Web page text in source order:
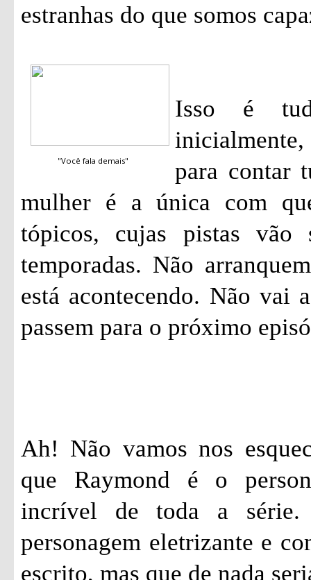
estranhas do que somos
"Você fala demais"
Isso é
para contar
mulher é a única com
tópicos, cujas pistas vão
temporadas. Não
está acontecendo. Não vai
passem para o próximo
Ah! Não vamos nos
que Raymond é o
incrível de toda a
personagem eletrizante e
escrito, mas que de nada